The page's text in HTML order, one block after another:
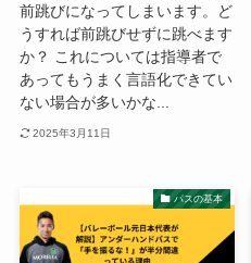
前跳びになってしまいます。ど
うすれば前跳びせずに跳べます
か？ これについては指導者で
あってもうまく言語化できてい
ない場合が多いかな...
2025年3月11日
パスの基本